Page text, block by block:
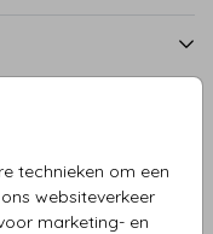
technieken om een
websiteverkeer
marketing- en